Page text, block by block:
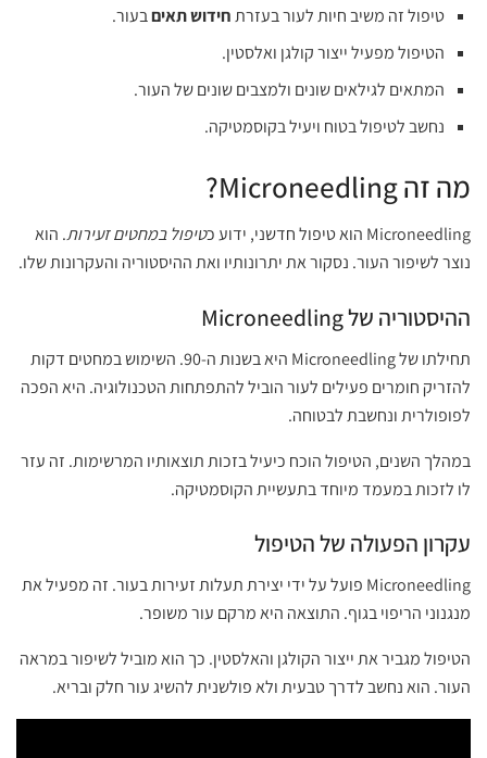
טיפול זה משיב חיות לעור בעזרתחידוש תאיםבעור.
הטיפול מפעיל ייצור קולגן ואלסטין.
המתאים לגילאים שונים ולמצבים שונים של העור.
נחשב לטיפול בטוח ויעיל בקוסמטיקה.
מה זה Microneedling?
Microneedling הוא טיפול חדשני, ידוע כ טיפול במחטים זעירות. הוא
נוצר לשיפור העור. נסקור את יתרונותיו ואת ההיסטוריה והעקרונות שלו.
ההיסטוריה של Microneedling
תחילתו של Microneedling היא בשנות ה-90. השימוש במחטים דקות
להזריק חומרים פעילים לעור הוביל להתפתחות הטכנולוגיה. היא הפכה
לפופולרית ונחשבת לבטוחה.
במהלך השנים, הטיפול הוכח כיעיל בזכות תוצאותיו המרשימות. זה עזר
לו לזכות במעמד מיוחד בתעשיית הקוסמטיקה.
עקרון הפעולה של הטיפול
Microneedling פועל על ידי יצירת תעלות זעירות בעור. זה מפעיל את
מנגנוני הריפוי בגוף. התוצאה היא מרקם עור משופר.
הטיפול מגביר את ייצור הקולגן והאלסטין. כך הוא מוביל לשיפור במראה
העור. הוא נחשב לדרך טבעית ולא פולשנית להשיג עור חלק ובריא.